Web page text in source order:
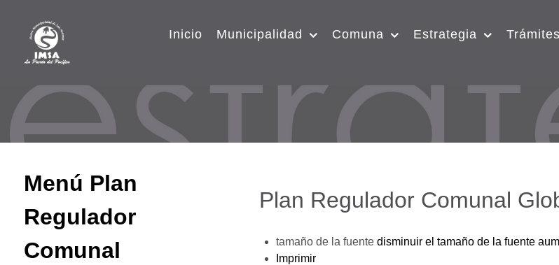
Inicio Municipalidad Comuna Estrategia
Menú Plan
Regulador
Comunal
Plan Regulador Comunal
tamaño de la fuente disminuir el tamaño de la fuente
Imprimir